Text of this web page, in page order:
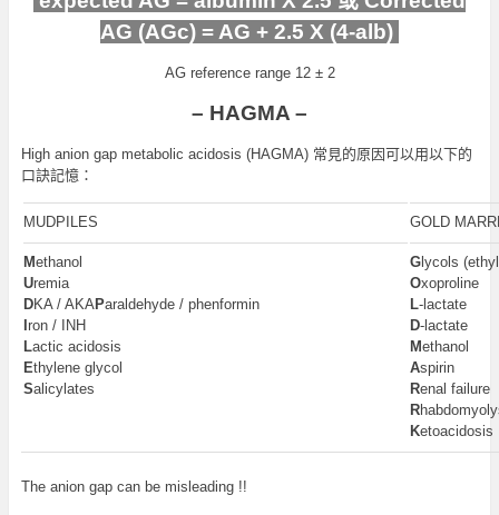
AG (AGc) = AG + 2.5 X (4-alb)
AG reference range 12 ± 2
– HAGMA –
High anion gap metabolic acidosis (HAGMA) 常見的原因可以用以下的
口訣記憶：
MUDPILES GOLD
Methanol
Uremia
DKA / AKAParaldehyde / phenformin
ron / INH
Lactic acidosis
Ethylene glycol
Salicylates
Glycols
Oxoproline
L-lactate
D-lactate
Methanol
Aspirin
Renal failure
R
Ketoacidosis
The anion gap can be misleading !!